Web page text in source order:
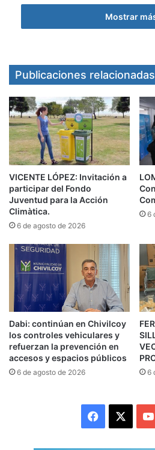
“Dimos un gran paso hacia
algo nuevo que estamos
escucho todos los días de
vecinos, en cada ciudad, en
cada escuela: únanse. Y
que estamos haciendo:
para cambiar esta
Fernando Espinoza
Mostrar
Publicaciones relacionadas
VICENTE LÓPEZ: Invitación a
participar del Fondo
Juventud para la Acción
Climàtica.
6 de agosto de 2026
6
Dabi: continúan en Chivilcoy
los controles vehiculares y
refuerzan la prevención en
accesos y espacios públicos
6 de agosto de 2026 6
Facebook